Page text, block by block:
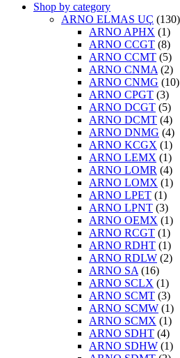
Shop by category
ARNO ELMAS UÇ (130)
ARNO APHX (1)
ARNO CCGT (8)
ARNO CCMT (5)
ARNO CNMA (2)
ARNO CNMG (10)
ARNO CPGT (3)
ARNO DCGT (5)
ARNO DCMT (4)
ARNO DNMG (4)
ARNO KCGX (1)
ARNO LEMX (1)
ARNO LOMR (4)
ARNO LOMX (1)
ARNO LPET (1)
ARNO LPNT (3)
ARNO OEMX (1)
ARNO RCGT (1)
ARNO RDHT (1)
ARNO RDLW (2)
ARNO SA (16)
ARNO SCLX (1)
ARNO SCMT (3)
ARNO SCMW (1)
ARNO SCMX (1)
ARNO SDHT (4)
ARNO SDHW (1)